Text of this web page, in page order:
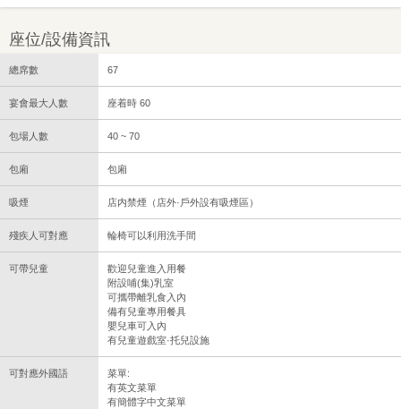
座位/設備資訊
總席數 67
宴會最大人數 座着時 60
包場人數 40 ~ 70
包廂 包廂
吸煙 店内禁煙（店外·戶外設有吸煙區）
殘疾人可對應 輪椅可以利用洗手間
可帶兒童
歡迎兒童進入用餐
附設哺(集)乳室
可攜帶離乳食入內
備有兒童專用餐具
嬰兒車可入內
有兒童遊戲室·托兒設施
可對應外國語
菜單:
有英文菜單
有簡體字中文菜單